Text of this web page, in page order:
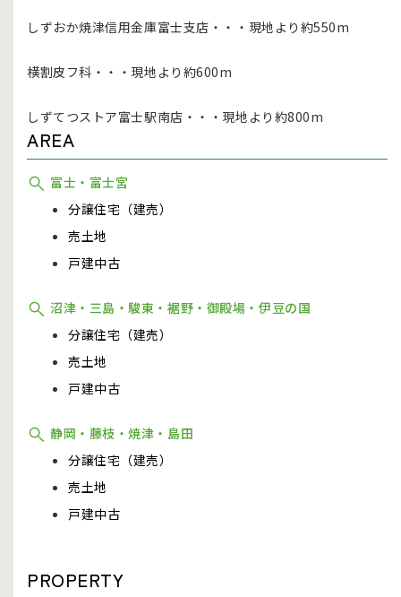
しずおか焼津信用金庫富士支店・・・現地より約550m
横割皮フ科・・・現地より約600m
しずてつストア富士駅南店・・・現地より約800m
AREA
富士・富士宮
分譲住宅（建売）
売土地
戸建中古
沼津・三島・駿東・裾野・御殿場・伊豆の国
分譲住宅（建売）
売土地
戸建中古
静岡・藤枝・焼津・島田
分譲住宅（建売）
売土地
戸建中古
PROPERTY